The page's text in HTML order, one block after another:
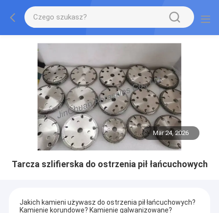
Mar 24, 2026
Tarcza szlifierska do ostrzenia pił łańcuchowych
Jakich kamieni używasz do ostrzenia pił łańcuchowych?
Kamienie korundowe? Kamienie galwanizowane?